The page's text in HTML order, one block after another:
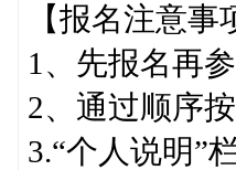
【报名注意事
1、先报名再
2、通过顺序
3.“个人说明”